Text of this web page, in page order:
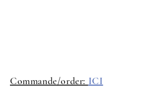
Commande/order: ICI